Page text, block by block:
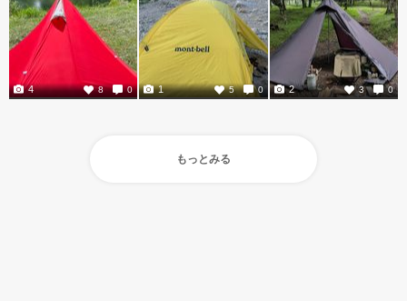
8 0
4 5 0
1 3 0
2
もっとみる